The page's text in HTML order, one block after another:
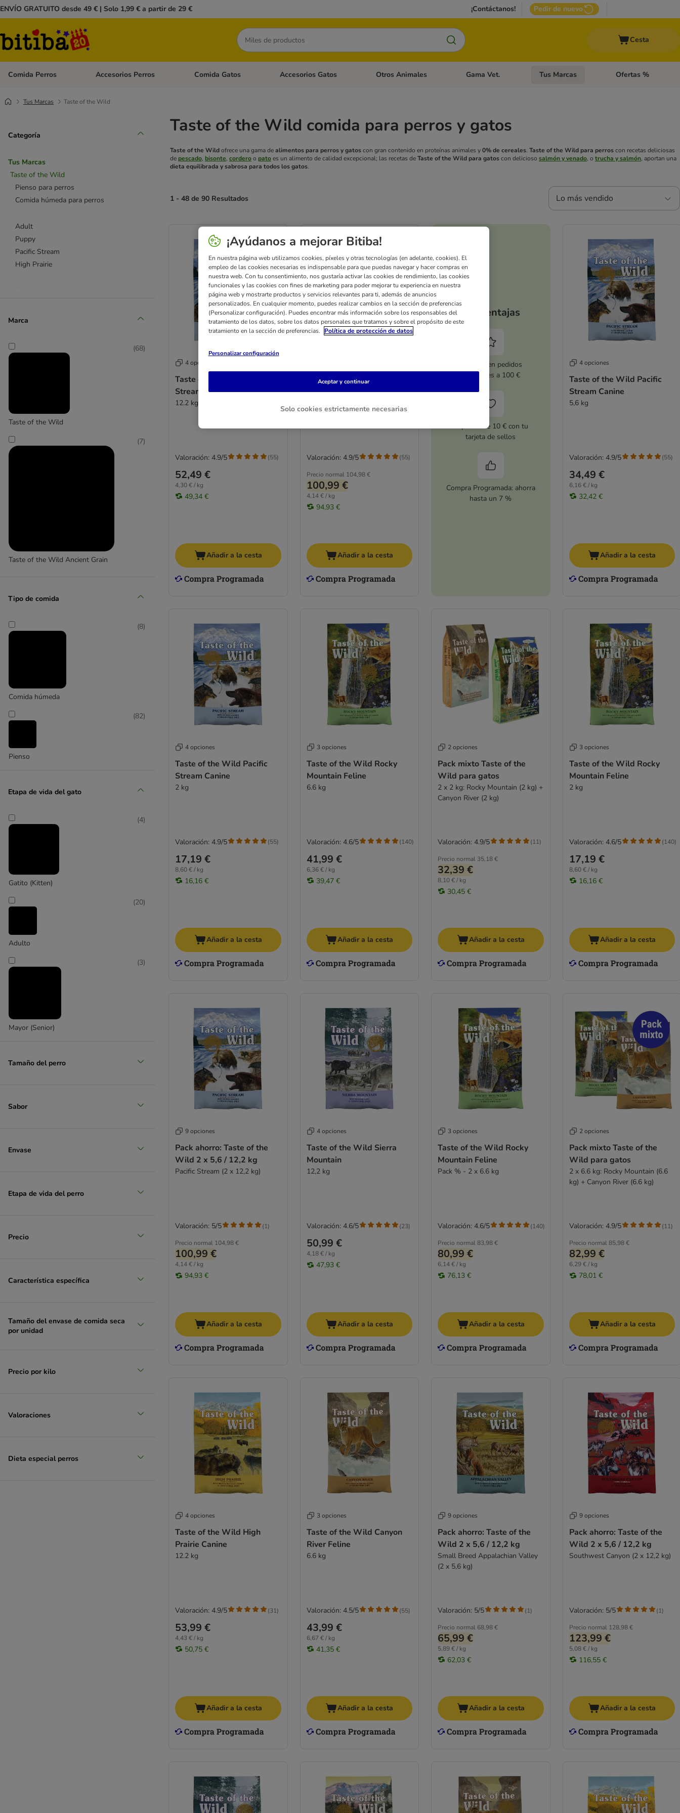
ENVÍO GRATUITO desde 49 € | Solo 1,99 € a partir de 29 € ¡Contáctanos! Pedir de nuevo
Buscar
Cesta
Comida Perros Menú de categoria abierto: Comida Perros
Accesorios Perros Menú de categoria abierto: Accesorios Perros
Comida Gatos Menú de categoria abierto: Comida Gatos
Accesorios Gatos Menú de categoria abierto: Accesorios Gatos
Otros Animales Menú de categoria abierto: Otros Animales
Gama Vet. Menú de categoria abierto: Gama Vet.
Tus Marcas Menú de categoria
Ofertas %
Tus Marcas Taste of the Wild
Categoría
Tus Marcas
Taste of the Wild
Pienso para perros
Comida húmeda para perros
Adult
Puppy
Pacific Stream
High Prairie
Marca
Taste of the Wild
(68)
Taste of the Wild Ancient Grain
(7)
Tipo de comida
Comida húmeda
(8)
Pienso
(82)
Etapa de vida del gato
Gatito (Kitten)
(4)
Adulto
(20)
Mayor (Senior)
(3)
Tamaño del perro
Sabor
Envase
Etapa de vida del perro
Precio
Característica específica
Tamaño del envase de comida seca
por unidad
Precio por kilo
Valoraciones
Dieta especial perros
Taste of the Wild comida para perros y gatos
Taste of the Wildofrece una gama dealimentos para perros y gatoscon gran contenido en proteínas animales y0% de cereales. Taste of the Wild para perroscon recetas deliciosas
depescado, bisonte, corderoo patoes un alimento de calidad excepcional; las recetas deTaste of the Wild para gatoscon delicioso salmón y venado, o trucha y salmón, aportan una
dieta equilibrada y sabrosa para todos los gatos.
1 - 48 de 90 Resultados Lo más vendido
4 opciones
Taste of the Wild Pacific
Stream Canine
12.2 kg
52,49 €
4,30 € / kg
49,34 €
Valoración: 4.9/5 (55)
Añadir a la cesta
Taste of the Wild Pacific
Stream Canine
precio por kg!
Precio normal 104,98 €
100,99 €
4,14 € / kg
94,93 €
Valoración: 4.9/5 (55)
Añadir a la cesta
Tus ventajas
5 % dto. en pedidos
superiores a 100 €
Cupones de 10 € con tu
tarjeta de sellos
Compra Programada: ahorra
hasta un 7 %
4 opciones
Taste of the Wild Pacific
Stream Canine
5,6 kg
34,49 €
6,16 € / kg
32,42 €
Valoración: 4.9/5 (55)
Añadir a la cesta
4 opciones
Taste of the Wild Pacific
Stream Canine
2 kg
17,19 €
8,60 € / kg
16,16 €
Valoración: 4.9/5 (55)
Añadir a la cesta
3 opciones
Taste of the Wild Rocky
Mountain Feline
6.6 kg
41,99 €
6,36 € / kg
39,47 €
Valoración: 4.6/5 (140)
Añadir a la cesta
2 opciones
Pack mixto Taste of the
Wild para gatos
2 x 2 kg: Rocky Mountain (2 kg) +
Canyon River (2 kg)
Precio normal 35,18 €
32,39 €
8,10 € / kg
30,45 €
Valoración: 4.9/5 (11)
Añadir a la cesta
3 opciones
Taste of the Wild Rocky
Mountain Feline
2 kg
17,19 €
8,60 € / kg
16,16 €
Valoración: 4.6/5 (140)
Añadir a la cesta
9 opciones
Pack ahorro: Taste of the
Wild 2 x 5,6 / 12,2 kg
Pacific Stream (2 x 12,2 kg)
Precio normal 104,98 €
100,99 €
4,14 € / kg
94,93 €
Valoración: 5/5 (1)
Añadir a la cesta
4 opciones
Taste of the Wild Sierra
Mountain
12,2 kg
50,99 €
4,18 € / kg
47,93 €
Valoración: 4.6/5 (23)
Añadir a la cesta
3 opciones
Taste of the Wild Rocky
Mountain Feline
Pack % - 2 x 6.6 kg
Precio normal83,98 €
80,99 €
6,14 € / kg
76,13 €
Valoración: 4.6/5 (140)
Añadir a la cesta
2 opciones
Pack mixto Taste of the
Wild para gatos
2 x 6.6 kg: Rocky Mountain (6.6
kg) + Canyon River (6.6 kg)
Precio normal 85,98 €
82,99 €
6,29 € / kg
78,01 €
Valoración: 4.9/5 (11)
Añadir a la cesta
4 opciones
Taste of the Wild High
Prairie Canine
12.2 kg
53,99 €
4,43 € / kg
50,75 €
Valoración: 4.9/5 (31)
Añadir a la cesta
3 opciones
Taste of the Wild Canyon
River Feline
6.6 kg
43,99 €
6,67 € / kg
41,35 €
Valoración: 4.5/5 (55)
Añadir a la cesta
9 opciones
Pack ahorro: Taste of the
Wild 2 x 5,6 / 12,2 kg
Small Breed Appalachian Valley
(2 x 5,6 kg)
Precio normal 68,98 €
65,99 €
5,89 € / kg
62,03 €
Valoración: 5/5 (1)
Añadir a la cesta
9 opciones
Pack ahorro: Taste of the
Wild 2 x 5,6 / 12,2 kg
Southwest Canyon (2 x 12,2 kg)
Precio normal 128,98 €
123,99 €
5,08 € / kg
116,55 €
Valoración: 5/5 (1)
Añadir a la cesta
¡Ayúdanos a mejorar Bitiba!
En nuestra página web utilizamos cookies, píxeles y otras tecnologías (en adelante, cookies). El
empleo de las cookies necesarias es indispensable para que puedas navegar y hacer compras en
nuestra web. Con tu consentimiento, nos gustaría activar las cookies de rendimiento, las cookies
funcionales y las cookies con fines de marketing para poder mejorar tu experiencia en nuestra
página web y mostrarte productos y servicios relevantes para ti, además de anuncios
personalizados. En cualquier momento, puedes realizar cambios en la sección de preferencias
(Personalizar configuración). Puedes encontrar más información sobre los responsables del
tratamiento de los datos, sobre los datos personales que tratamos y sobre el propósito de este
tratamiento en la sección de preferencias.
Política de protección de datos
Personalizar configuración
Solo cookies estrictamente necesarias
Aceptar y continuar